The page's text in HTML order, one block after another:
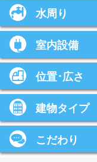
水周り
室内設備
位置･広さ
建物タイプ
こだわり